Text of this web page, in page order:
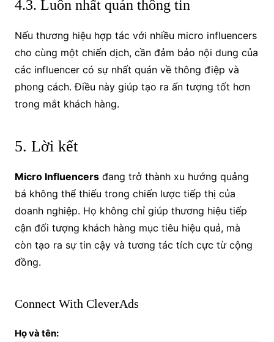
4.3. Luôn nhất quán thông tin
Nếu thương hiệu hợp tác với nhiều micro influencers
cho cùng một chiến dịch, cần đảm bảo nội dung của
các influencer có sự nhất quán về thông điệp và
phong cách. Điều này giúp tạo ra ấn tượng tốt hơn
trong mắt khách hàng.
5. Lời kết
Micro Influencersđang trở thành xu hướng quảng
bá không thể thiếu trong chiến lược tiếp thị của
doanh nghiệp. Họ không chỉ giúp thương hiệu tiếp
cận đối tượng khách hàng mục tiêu hiệu quả, mà
còn tạo ra sự tin cậy và tương tác tích cực từ cộng
đồng.
Connect With CleverAds
Họ và tên: